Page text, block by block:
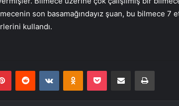
son basamağındayız şuan, bu bilmece 7
kullandı.
PinterestReddit VKontakteOdnoklassniki
Pocket E-Posta ile paylaş Yazdır